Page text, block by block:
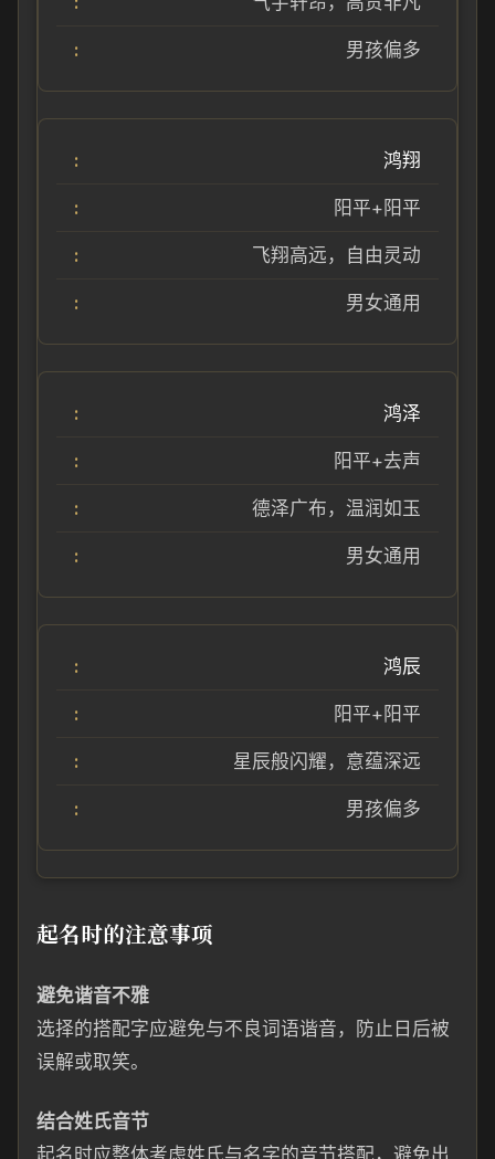
男孩偏多
鸿翔
阳平+阳平
飞翔高远，自由灵动
男女通用
鸿泽
阳平+去声
德泽广布，温润如玉
男女通用
鸿辰
阳平+阳平
星辰般闪耀，意蕴深远
男孩偏多
起名时的注意事项
避免谐音不雅
选择的搭配字应避免与不良词语谐音，防止日后被
误解或取笑。
结合姓氏音节
起名时应整体考虑姓氏与名字的音节搭配，避免出